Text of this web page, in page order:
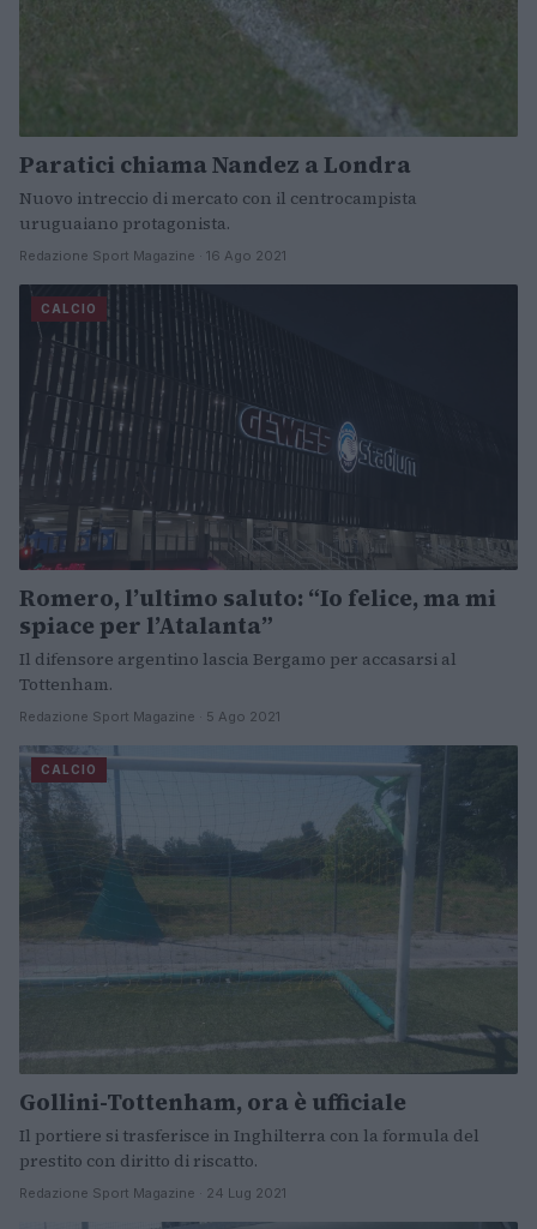
Paratici chiama Nandez a Londra
Nuovo intreccio di mercato con il centrocampista
uruguaiano protagonista.
Redazione Sport Magazine · 16 Ago 2021
CALCIO
Romero, l’ultimo saluto: “Io felice, ma mi
spiace per l’Atalanta”
Il difensore argentino lascia Bergamo per accasarsi al
Tottenham.
Redazione Sport Magazine · 5 Ago 2021
CALCIO
Gollini-Tottenham, ora è ufficiale
Il portiere si trasferisce in Inghilterra con la formula del
prestito con diritto di riscatto.
Redazione Sport Magazine · 24 Lug 2021